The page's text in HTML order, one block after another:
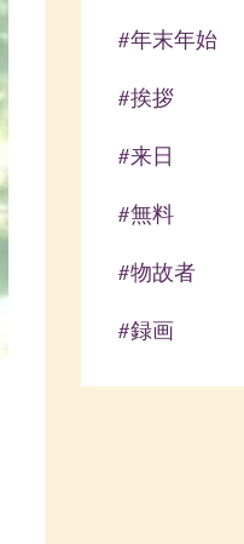
#年末年始
#挨拶
#来日
#無料
#物故者
#録画